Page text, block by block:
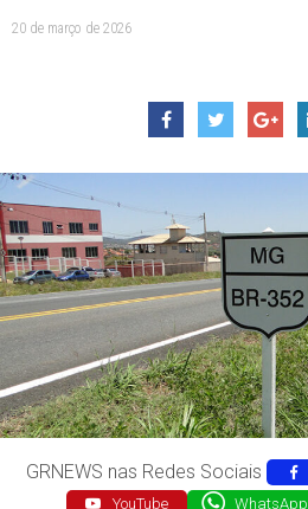
20 de março de 2026
GRNEWS nas Redes Sociais
YouTube
WhatsApp